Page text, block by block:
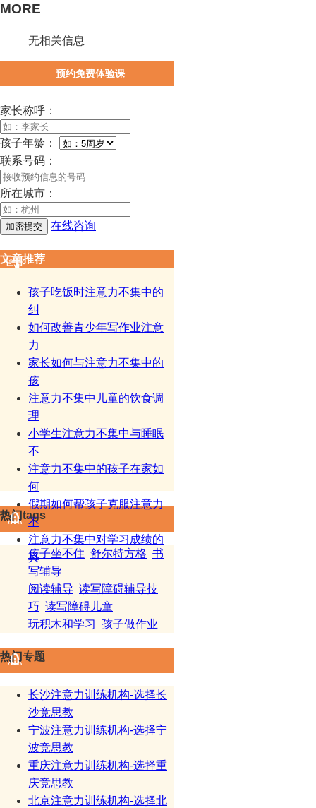
MORE
无相关信息
预约免费体验课
家长称呼：
孩子年龄：
联系号码：
所在城市：
在线咨询
文章推荐
孩子吃饭时注意力不集中的
纠
如何改善青少年写作业注意
力
家长如何与注意力不集中的
孩
注意力不集中儿童的饮食调
理
小学生注意力不集中与睡眠
不
注意力不集中的孩子在家如
何
假期如何帮孩子克服注意力
不
注意力不集中对学习成绩的
真
热门tags
孩子坐不住 舒尔特方格 书
写辅导
阅读辅导 读写障碍辅导技
巧 读写障碍儿童
玩积木和学习 孩子做作业
热门专题
长沙注意力训练机构-选择长
沙竞思教
宁波注意力训练机构-选择宁
波竞思教
重庆注意力训练机构-选择重
庆竞思教
北京注意力训练机构-选择北